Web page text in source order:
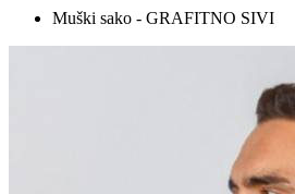
Muški sako - GRAFITNO SIVI